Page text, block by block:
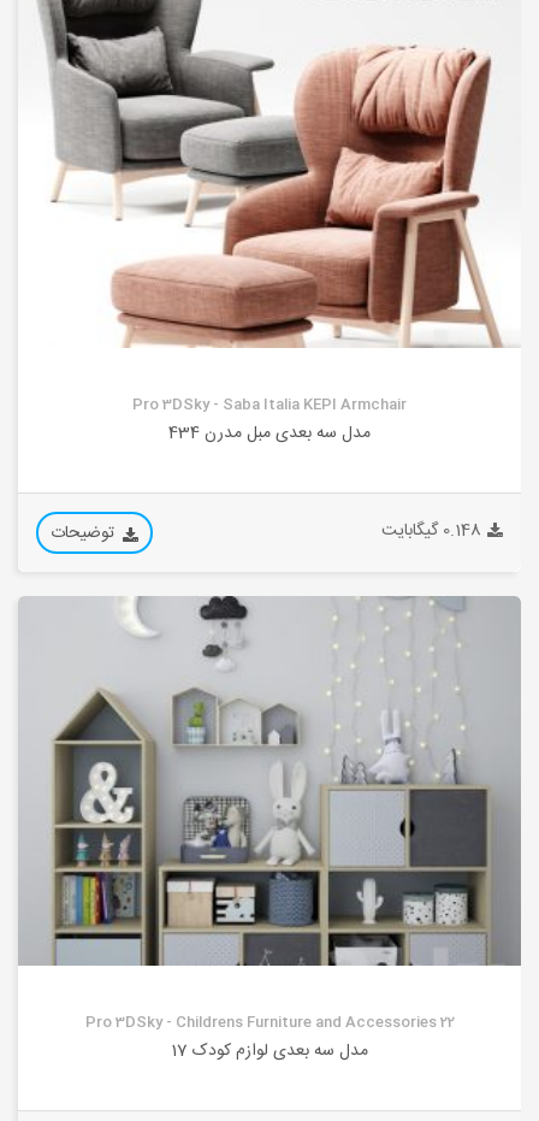
Pro 3DSky - Saba Italia KEPI Armchair
مدل سه بعدی مبل مدرن 434
0.148 گیگابایت توضیحات
Pro 3DSky - Childrens Furniture and Accessories 22
مدل سه بعدی لوازم کودک 17